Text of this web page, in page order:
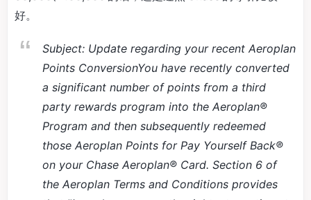
好。
Subject: Update regarding your recent Aeroplan
Points ConversionYou have recently converted
a significant number of points from a third
party rewards program into the Aeroplan®
Program and then subsequently redeemed
those Aeroplan Points for Pay Yourself Back®
on your Chase Aeroplan® Card. Section 6 of
the Aeroplan Terms and Conditions provides